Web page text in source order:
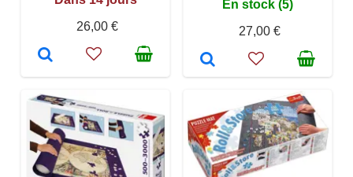
26,00 €
En stock (5)
27,00 €